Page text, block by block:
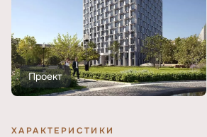
Проект
ХАРАКТЕРИСТИКИ